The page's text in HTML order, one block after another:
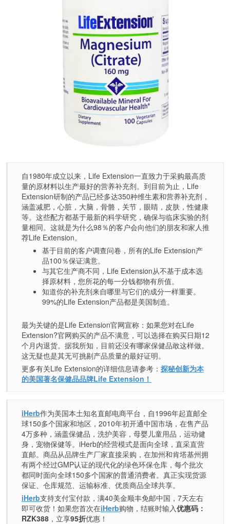
自1980年成立以来，Life Extension一直致力于采购最高质
量的原材料以生产最好的营养补充剂。到目前为止，Life
Extension研制的产品已经多达350种维生素和营养补充剂，
涵盖减肥，心脏，大脑，骨骼，关节，眼睛，皮肤，性健康
等。这些配方都基于最新的科学研究，确保与临床实验的剂
量相同。这就是为什么98％的客户会向他们的朋友和家人推
荐Life Extension。
基于目前的客户调查问卷，所有的Life Extension产
品100％保证满意。
与其它生产商不同，Life Extension从不基于成本选
择原材料，您所花的每一分钱都物有所值。
知道你的补充剂来自哪里与它们的成分一样重要。
99%的Life Extension产品都是美国制造。
最为关键的是Life Extension官网宣称：如果您对在Life
Extension?官网购买的产品不满意，可以选择在购买日期12
个月内退货。据我所知，目前还没有哪家保健品敢这样做。
这无疑也是其无可挑剔产品质量的最好证明。
更多有关Life Extension的详细信息请参考： 探秘创新为本
的美国著名保健品品牌Life Extension！
iHerb作为美国本土知名直邮电商平台，自1996年起直邮全
球150多个国家和地区，2010年初开通中国市场，在售产品
4万多种，涵盖保健品，洗护美容，母婴儿童用品，运动健
身，宠物保健等。iHerb的经营模式是面向全球，直采直营
直邮。商品从品牌生产厂家直接采购，在加州和肯塔基州拥
有两个经过GMP认证的现代化的绿色环保仓库，每个批次
都同时面向全球150多个国家的普通消费者。真正实现货源
保证、仓库规范、运输标准、优质商品全球共享。
iHerb支持支付宝付款，满40美金顺丰免邮中国，7天左右
即可收货！如果您首次在iHerb购物，结账时输入优惠码：
RZK388 ，立享95折优惠！